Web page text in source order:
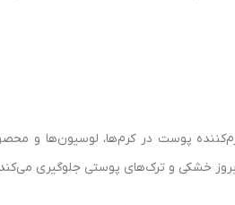
پوست در کرم‌ها، لوسیون‌ها و
خشکی و ترک‌های پوستی جلوگیری